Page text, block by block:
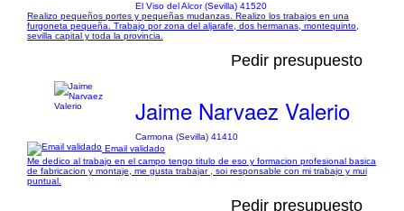
El Viso del Alcor (Sevilla) 41520
Realizo pequeños portes y pequeñas mudanzas. Realizo los trabajos en una
furgoneta pequeña. Trabajo por zona del aljarafe, dos hermanas, montequinto,
sevilla capital y toda la provincia.
Pedir presupuesto
Jaime Narvaez Valerio
Carmona (Sevilla) 41410
Email validado
Me dedico al trabajo en el campo tengo titulo de eso y formacion profesional basica
de fabricacion y montaje, me gusta trabajar , soi responsable con mi trabajo y mui
puntual.
Pedir presupuesto